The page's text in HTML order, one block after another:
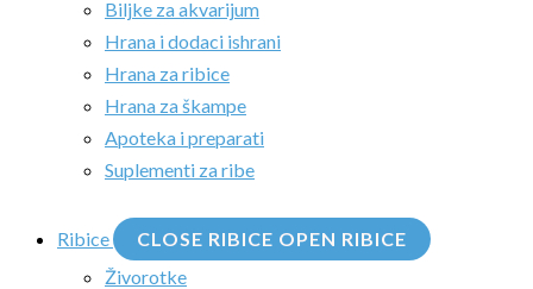
Biljke za akvarijum
Hrana i dodaci ishrani
Hrana za ribice
Hrana za škampe
Apoteka i preparati
Suplementi za ribe
Ribice CLOSE RIBICE OPEN RIBICE
Živorotke